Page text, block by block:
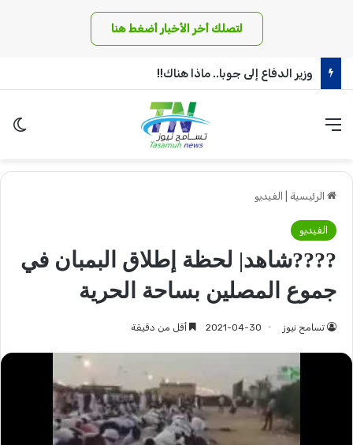
لتصلك أخر الأخبار أضغط هنا
وزير الدفاع إلى جوبا.. ماذا هناك!!
القائمة
الرئيسية الفيديو
الفيديو
????شاهد| لحظة إطلاق البمبان في
جموع المصلين بساحة الحرية
تسامح نيوز 2021-04-30 أقل من دقيقة